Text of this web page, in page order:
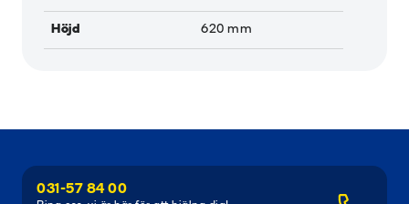
Höjd 620 mm
031-57 84 00